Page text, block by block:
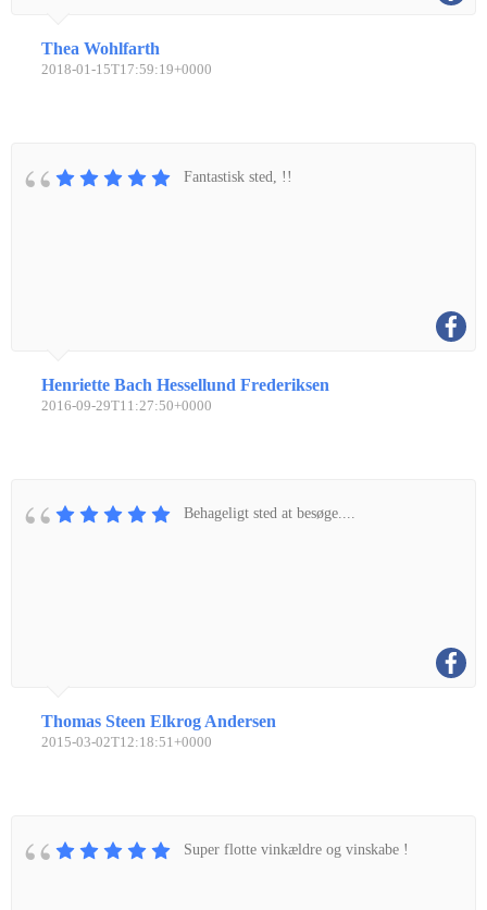
Thea Wohlfarth
2018-01-15T17:59:19+0000
Fantastisk sted, !!
Henriette Bach Hessellund Frederiksen
2016-09-29T11:27:50+0000
Behageligt sted at besøge....
Thomas Steen Elkrog Andersen
2015-03-02T12:18:51+0000
Super flotte vinkældre og vinskabe !